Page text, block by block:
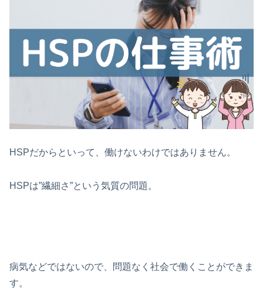
HSPだからといって、働けないわけではありません。
HSPは”繊細さ”という気質の問題。
病気などではないので、問題なく社会で働くことができま
す。